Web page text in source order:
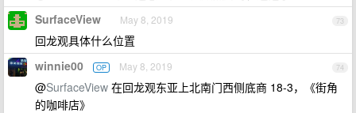
73
SurfaceView May 8, 2019
回龙观具体什么位置
74
winnie00 OP May 8, 2019
@SurfaceView 在回龙观东亚上北南门西侧底商 18-3，《街角
的咖啡店》